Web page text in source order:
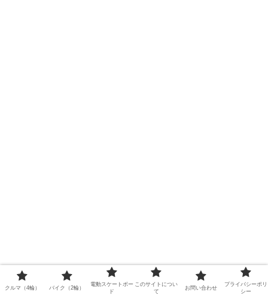
クルマ（4輪） バイク（2輪）
電動スケートボー
ド
このサイトについ
て
お問い合わせ
プライバシーポリ
シー